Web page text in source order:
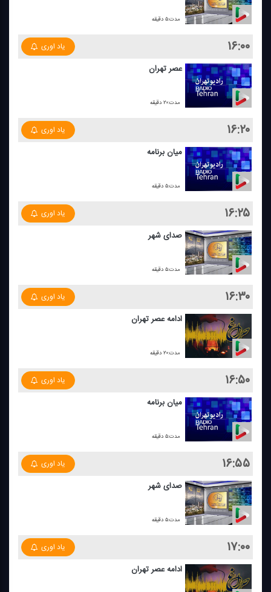
مدت:۵ دقیقه
۱۶:۰۰ یاد اوری
عصر تهران
مدت:۲۰ دقیقه
۱۶:۲۰ یاد اوری
میان برنامه
مدت:۵ دقیقه
۱۶:۲۵ یاد اوری
صدای شهر
مدت:۵ دقیقه
۱۶:۳۰ یاد اوری
ادامه عصر تهران
مدت:۲۰ دقیقه
۱۶:۵۰ یاد اوری
میان برنامه
مدت:۵ دقیقه
۱۶:۵۵ یاد اوری
صدای شهر
مدت:۵ دقیقه
۱۷:۰۰ یاد اوری
ادامه عصر تهران